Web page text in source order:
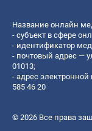
Название онлайн
- субъект в сфере
- идентификатор
- почтовый адрес —
01013;
- адрес
585 46 20
© 2026 Все права